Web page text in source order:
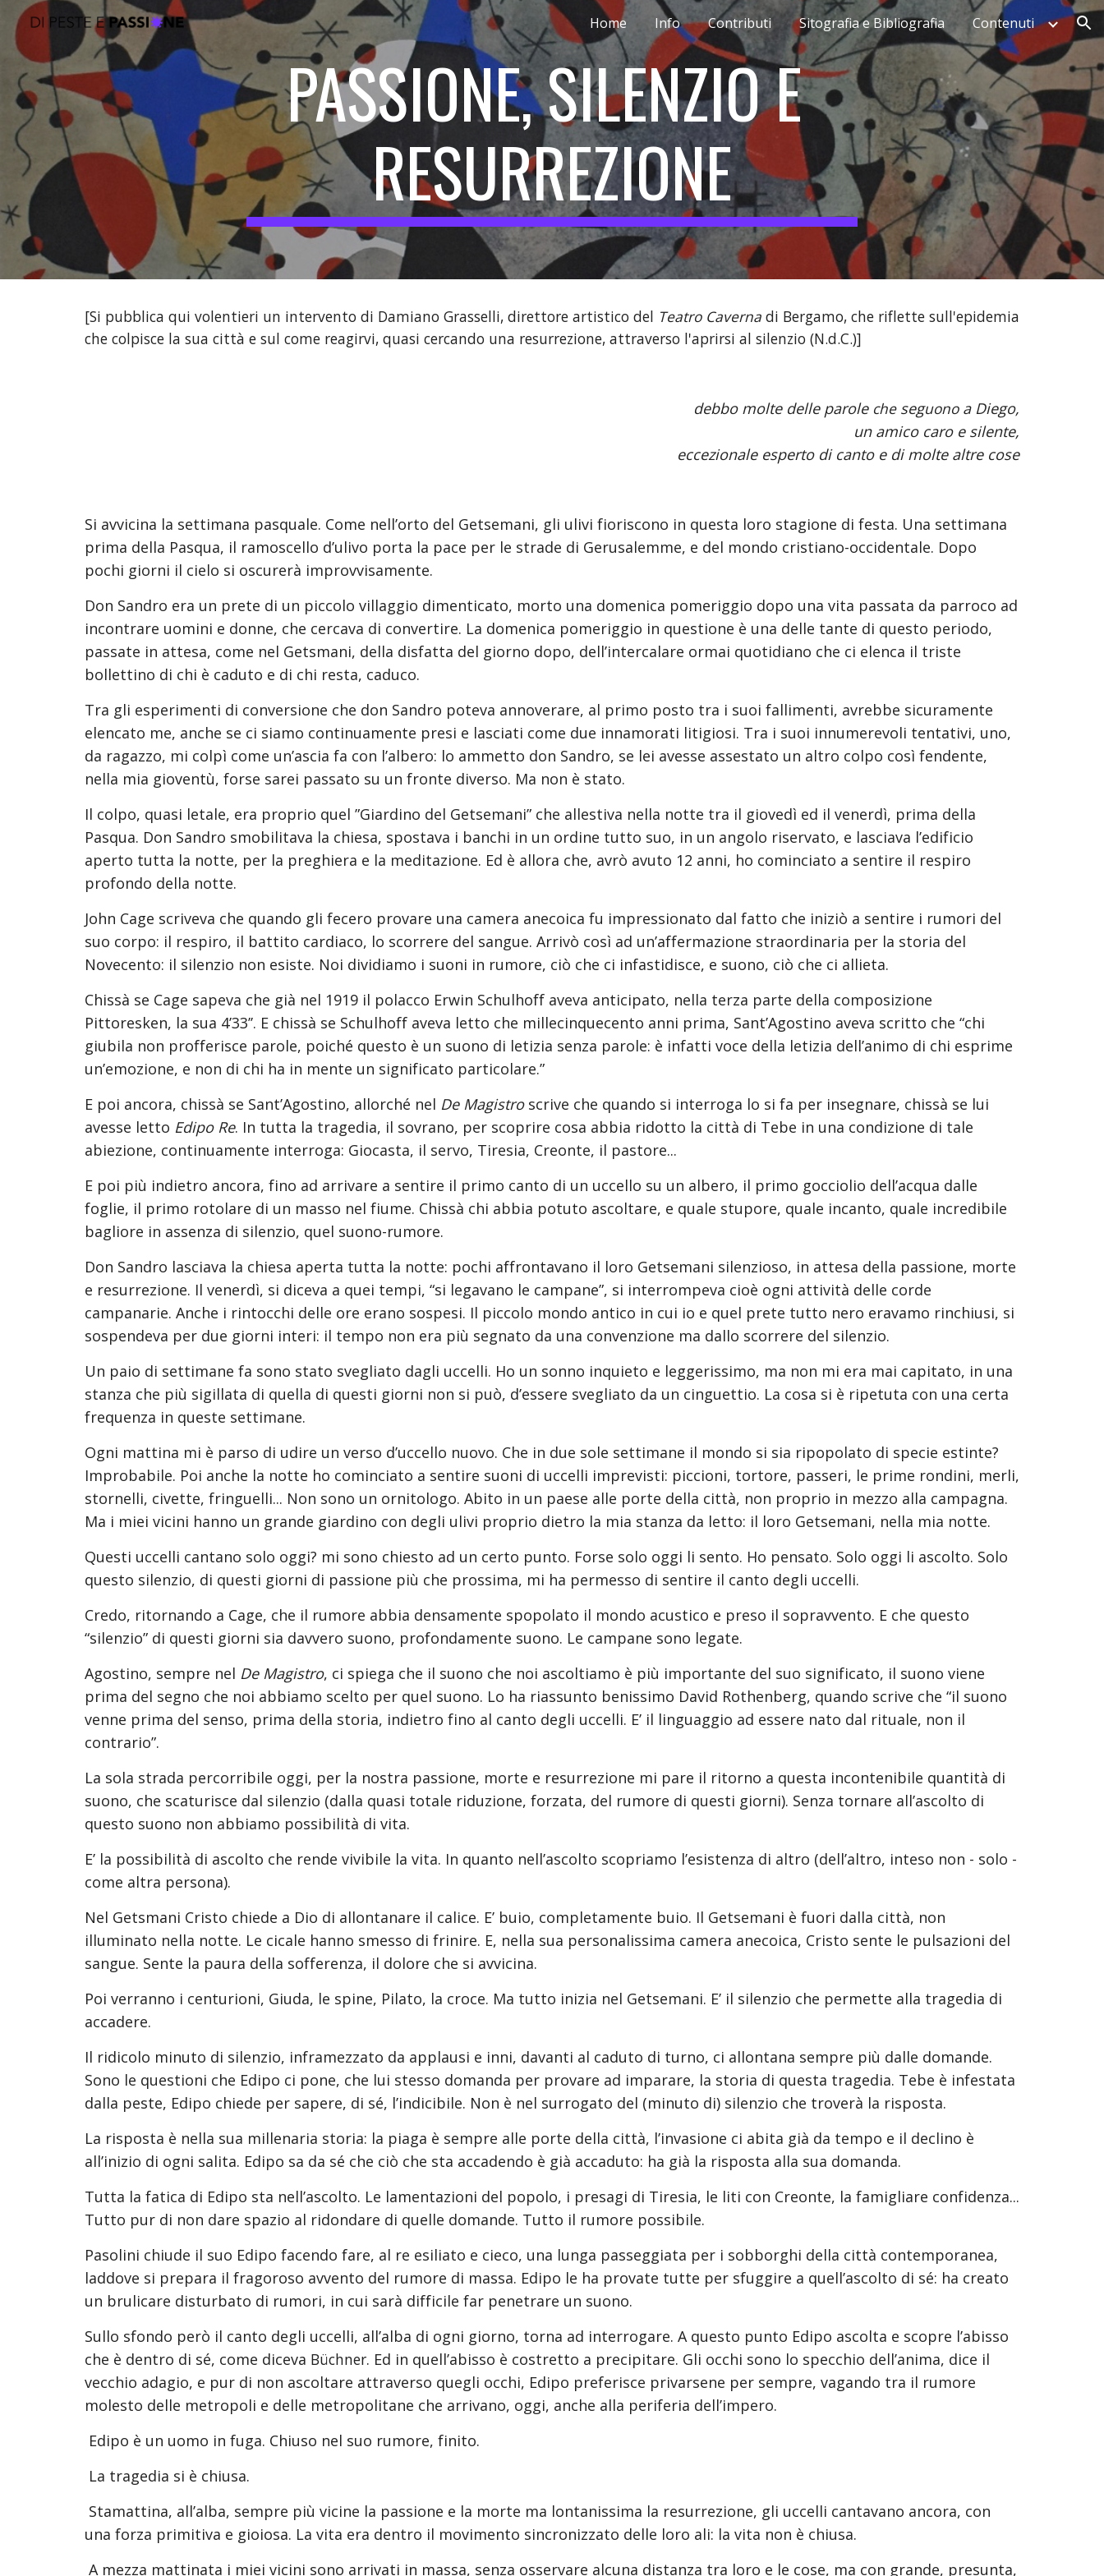
Skip to main content Skip to navigation
Home Info Contributi Sitografia e Bibliografia Contenuti
PASSIONE, SILENZIO E
RESURREZIONE
[Si pubblica qui volentieri un intervento di Damiano Grasselli, direttore artistico del Teatro Caverna di Bergamo, che riflette sull'epidemia
che colpisce la sua città e sul come reagirvi, quasi cercando una resurrezione, attraverso l'aprirsi al silenzio (N.d.C.)]
debbo molte delle parole che seguono a Diego,
un amico caro e silente,
eccezionale esperto di canto e di molte altre cose
Si avvicina la settimana pasquale. Come nell’orto del Getsemani, gli ulivi fioriscono in questa loro stagione di festa. Una settimana
prima della Pasqua, il ramoscello d’ulivo porta la pace per le strade di Gerusalemme, e del mondo cristiano-occidentale. Dopo
pochi giorni il cielo si oscurerà improvvisamente.
Don Sandro era un prete di un piccolo villaggio dimenticato, morto una domenica pomeriggio dopo una vita passata da parroco ad
incontrare uomini e donne, che cercava di convertire. La domenica pomeriggio in questione è una delle tante di questo periodo,
passate in attesa, come nel Getsmani, della disfatta del giorno dopo, dell’intercalare ormai quotidiano che ci elenca il triste
bollettino di chi è caduto e di chi resta, caduco.
Tra gli esperimenti di conversione che don Sandro poteva annoverare, al primo posto tra i suoi fallimenti, avrebbe sicuramente
elencato me, anche se ci siamo continuamente presi e lasciati come due innamorati litigiosi. Tra i suoi innumerevoli tentativi, uno,
da ragazzo, mi colpì come un’ascia fa con l’albero: lo ammetto don Sandro, se lei avesse assestato un altro colpo così fendente,
nella mia gioventù, forse sarei passato su un fronte diverso. Ma non è stato.
Il colpo, quasi letale, era proprio quel ”Giardino del Getsemani” che allestiva nella notte tra il giovedì ed il venerdì, prima della
Pasqua. Don Sandro smobilitava la chiesa, spostava i banchi in un ordine tutto suo, in un angolo riservato, e lasciava l’edificio
aperto tutta la notte, per la preghiera e la meditazione. Ed è allora che, avrò avuto 12 anni, ho cominciato a sentire il respiro
profondo della notte.
John Cage scriveva che quando gli fecero provare una camera anecoica fu impressionato dal fatto che iniziò a sentire i rumori del
suo corpo: il respiro, il battito cardiaco, lo scorrere del sangue. Arrivò così ad un’affermazione straordinaria per la storia del
Novecento: il silenzio non esiste. Noi dividiamo i suoni in rumore, ciò che ci infastidisce, e suono, ciò che ci allieta.
Chissà se Cage sapeva che già nel 1919 il polacco Erwin Schulhoff aveva anticipato, nella terza parte della composizione
Pittoresken, la sua 4’33’’. E chissà se Schulhoff aveva letto che millecinquecento anni prima, Sant’Agostino aveva scritto che “chi
giubila non profferisce parole, poiché questo è un suono di letizia senza parole: è infatti voce della letizia dell’animo di chi esprime
un’emozione, e non di chi ha in mente un significato particolare.”
E poi ancora, chissà se Sant’Agostino, allorché nel De Magistro scrive che quando si interroga lo si fa per insegnare, chissà se lui
avesse letto Edipo Re. In tutta la tragedia, il sovrano, per scoprire cosa abbia ridotto la città di Tebe in una condizione di tale
abiezione, continuamente interroga: Giocasta, il servo, Tiresia, Creonte, il pastore...
E poi più indietro ancora, fino ad arrivare a sentire il primo canto di un uccello su un albero, il primo gocciolio dell’acqua dalle
foglie, il primo rotolare di un masso nel fiume. Chissà chi abbia potuto ascoltare, e quale stupore, quale incanto, quale incredibile
bagliore in assenza di silenzio, quel suono-rumore.
Don Sandro lasciava la chiesa aperta tutta la notte: pochi affrontavano il loro Getsemani silenzioso, in attesa della passione, morte
e resurrezione. Il venerdì, si diceva a quei tempi, “si legavano le campane”, si interrompeva cioè ogni attività delle corde
campanarie. Anche i rintocchi delle ore erano sospesi. Il piccolo mondo antico in cui io e quel prete tutto nero eravamo rinchiusi, si
sospendeva per due giorni interi: il tempo non era più segnato da una convenzione ma dallo scorrere del silenzio.
Un paio di settimane fa sono stato svegliato dagli uccelli. Ho un sonno inquieto e leggerissimo, ma non mi era mai capitato, in una
stanza che più sigillata di quella di questi giorni non si può, d’essere svegliato da un cinguettio. La cosa si è ripetuta con una certa
frequenza in queste settimane.
Ogni mattina mi è parso di udire un verso d’uccello nuovo. Che in due sole settimane il mondo si sia ripopolato di specie estinte?
Improbabile. Poi anche la notte ho cominciato a sentire suoni di uccelli imprevisti: piccioni, tortore, passeri, le prime rondini, merli,
stornelli, civette, fringuelli... Non sono un ornitologo. Abito in un paese alle porte della città, non proprio in mezzo alla campagna.
Ma i miei vicini hanno un grande giardino con degli ulivi proprio dietro la mia stanza da letto: il loro Getsemani, nella mia notte.
Questi uccelli cantano solo oggi? mi sono chiesto ad un certo punto. Forse solo oggi li sento. Ho pensato. Solo oggi li ascolto. Solo
questo silenzio, di questi giorni di passione più che prossima, mi ha permesso di sentire il canto degli uccelli.
Credo, ritornando a Cage, che il rumore abbia densamente spopolato il mondo acustico e preso il sopravvento. E che questo
“silenzio” di questi giorni sia davvero suono, profondamente suono. Le campane sono legate.
Agostino, sempre nel De Magistro, ci spiega che il suono che noi ascoltiamo è più importante del suo significato, il suono viene
prima del segno che noi abbiamo scelto per quel suono. Lo ha riassunto benissimo David Rothenberg, quando scrive che “il suono
venne prima del senso, prima della storia, indietro fino al canto degli uccelli. E’ il linguaggio ad essere nato dal rituale, non il
contrario”.
La sola strada percorribile oggi, per la nostra passione, morte e resurrezione mi pare il ritorno a questa incontenibile quantità di
suono, che scaturisce dal silenzio (dalla quasi totale riduzione, forzata, del rumore di questi giorni). Senza tornare all’ascolto di
questo suono non abbiamo possibilità di vita.
E’ la possibilità di ascolto che rende vivibile la vita. In quanto nell’ascolto scopriamo l’esistenza di altro (dell’altro, inteso non - solo -
come altra persona).
Nel Getsmani Cristo chiede a Dio di allontanare il calice. E’ buio, completamente buio. Il Getsemani è fuori dalla città, non
illuminato nella notte. Le cicale hanno smesso di frinire. E, nella sua personalissima camera anecoica, Cristo sente le pulsazioni del
sangue. Sente la paura della sofferenza, il dolore che si avvicina.
Poi verranno i centurioni, Giuda, le spine, Pilato, la croce. Ma tutto inizia nel Getsemani. E’ il silenzio che permette alla tragedia di
accadere.
Il ridicolo minuto di silenzio, inframezzato da applausi e inni, davanti al caduto di turno, ci allontana sempre più dalle domande.
Sono le questioni che Edipo ci pone, che lui stesso domanda per provare ad imparare, la storia di questa tragedia. Tebe è infestata
dalla peste, Edipo chiede per sapere, di sé, l’indicibile. Non è nel surrogato del (minuto di) silenzio che troverà la risposta.
La risposta è nella sua millenaria storia: la piaga è sempre alle porte della città, l’invasione ci abita già da tempo e il declino è
all’inizio di ogni salita. Edipo sa da sé che ciò che sta accadendo è già accaduto: ha già la risposta alla sua domanda.
Tutta la fatica di Edipo sta nell’ascolto. Le lamentazioni del popolo, i presagi di Tiresia, le liti con Creonte, la famigliare confidenza...
Tutto pur di non dare spazio al ridondare di quelle domande. Tutto il rumore possibile.
Pasolini chiude il suo Edipo facendo fare, al re esiliato e cieco, una lunga passeggiata per i sobborghi della città contemporanea,
laddove si prepara il fragoroso avvento del rumore di massa. Edipo le ha provate tutte per sfuggire a quell’ascolto di sé: ha creato
un brulicare disturbato di rumori, in cui sarà difficile far penetrare un suono.
Sullo sfondo però il canto degli uccelli, all’alba di ogni giorno, torna ad interrogare. A questo punto Edipo ascolta e scopre l’abisso
che è dentro di sé, come diceva Büchner. Ed in quell’abisso è costretto a precipitare. Gli occhi sono lo specchio dell’anima, dice il
vecchio adagio, e pur di non ascoltare attraverso quegli occhi, Edipo preferisce privarsene per sempre, vagando tra il rumore
molesto delle metropoli e delle metropolitane che arrivano, oggi, anche alla periferia dell’impero.
Edipo è un uomo in fuga. Chiuso nel suo rumore, finito.
La tragedia si è chiusa.
una forza primitiva e gioiosa. La vita era dentro il movimento sincronizzato delle loro ali: la vita non è chiusa.